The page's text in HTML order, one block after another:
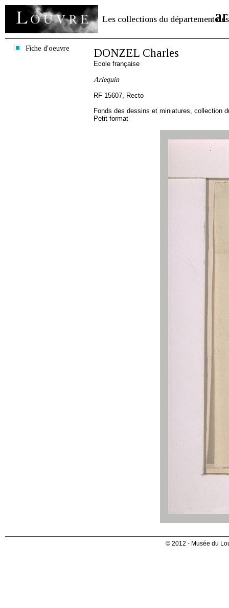
Les collections du département des
Fiche d'oeuvre DONZEL Charles
Ecole française
Arlequin
RF 15607, Recto
Fonds des dessins et miniatures, collection
Petit format
© 2012 - Musée du